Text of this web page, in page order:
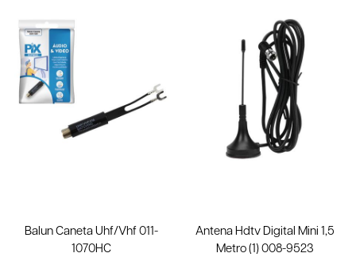
Balun Caneta Uhf/Vhf 011-
1070HC
Antena Hdtv Digital Mini 1,5
Metro (1) 008-9523